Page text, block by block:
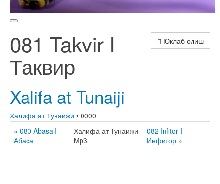
Юклаб олиш
081 Takvir I
Таквир
Xalifa at Tunaiji
Халифа ат Тунаижи • 0000
« 080 Abasa I
Абаса
Халифа ат Тунаижи
Mp3
082 Infitor I
Инфитор »